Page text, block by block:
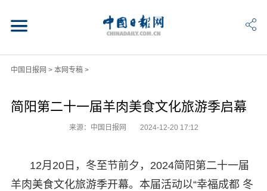
中国日报网 > 本网专稿>
简阳第二十一届羊肉美食文化旅游季启幕
来源：中国日报网 2024-12-20 17:12
12月20日，冬至节前夕，2024简阳第二十一届
羊肉美食文化旅游季开幕。本届活动以“幸福成都 冬